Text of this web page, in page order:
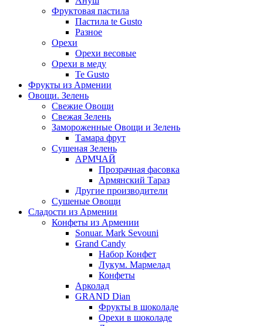
Фруктовая пастила
Пастила te Gusto
Разное
Орехи
Орехи весовые
Орехи в меду
Te Gusto
Фрукты из Армении
Овощи. Зелень
Свежие Овощи
Свежая Зелень
Замороженные Овощи и Зелень
Тамара фрут
Сушеная Зелень
АРМЧАЙ
Прозрачная фасовка
Армянский Тараз
Другие производители
Сушеные Овощи
Сладости из Армении
Конфеты из Армении
Sonuar. Mark Sevouni
Grand Candy
Набор Конфет
Лукум. Мармелад
Конфеты
Арколад
GRAND Dian
Фрукты в шоколаде
Орехи в шоколаде